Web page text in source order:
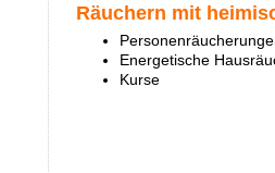
Räuchern mit
Energetische
Kurse